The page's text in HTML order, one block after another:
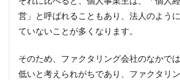
営」と呼ばれることもあり、法人のよう
ていないことが多くなります。
そのため、ファクタリング会社のなかで
低いと考えられがちであり、ファクタリ